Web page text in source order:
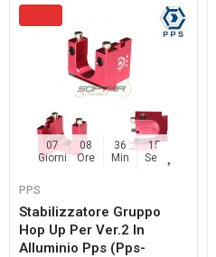
07
Giorni
08
Ore
36
Min
14
Sec
PPS
Stabilizzatore Gruppo
Hop Up Per Ver.2 In
Alluminio Pps (pps-